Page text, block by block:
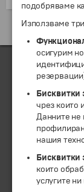
подобряваме
Използваме
осигурим
Бисквитки
чрез които
Данните не
нашия
Бисквитки
които
услугите